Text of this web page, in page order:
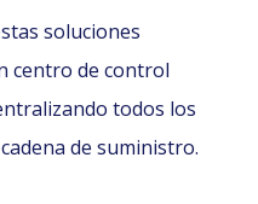
soluciones
centro de control
todos los
de suministro.